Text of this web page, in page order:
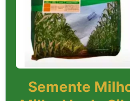
Semente